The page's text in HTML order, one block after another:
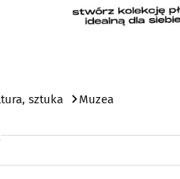
sztuka Muzea